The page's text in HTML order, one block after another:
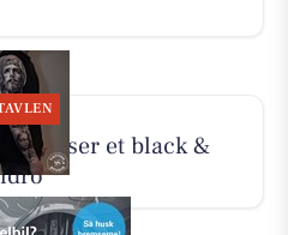
viser et black &